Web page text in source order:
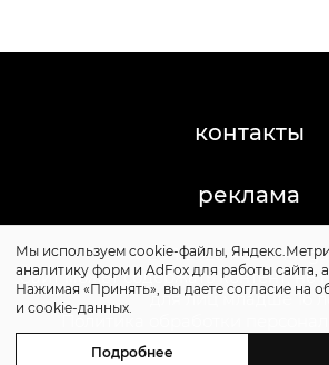
контакты
реклама
©2011-2026 Posta-
Сайт может содержать контент, не
для лиц младше 16
Политика обработки
Мы используем cookie-файлы,
аналитику форм и AdFox для работы сайта,
Нажимая «Принять», вы даете согласие на
и cookie-данных.
Подробнее